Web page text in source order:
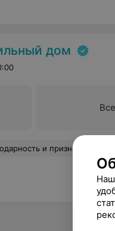
дом
Несмотря на большую загруженность, она находит время для каждого пациента, ничего не оставляя без внимания. От всей души хочу сказать Вам большое спасибо! Вы - врач от Бога! Желаю
Наш